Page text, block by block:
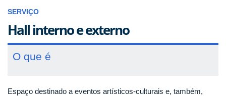
SERVIÇO
Hall interno e externo
O que é
Espaço destinado a eventos artísticos-culturais e, também,